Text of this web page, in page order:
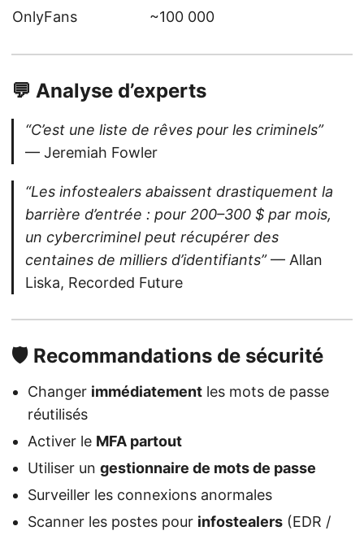
OnlyFans
~100 000
💬 Analyse d’experts
“C’est une liste de rêves pour les criminels”
— Jeremiah Fowler
“Les infostealers abaissent drastiquement la
barrière d’entrée : pour 200–300 $ par mois,
un cybercriminel peut récupérer des
centaines de milliers d’identifiants”— Allan
Liska, Recorded Future
🛡️ Recommandations de sécurité
Changer immédiatement les mots de passe
réutilisés
Activer le MFA partout
Utiliser un gestionnaire de mots de passe
Surveiller les connexions anormales
Scanner les postes pour infostealers (EDR /